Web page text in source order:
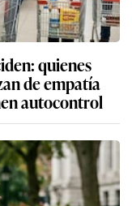
quienes
de empatía
autocontrol